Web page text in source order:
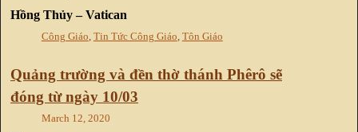
Hồng Thủy – Vatican
Công Giáo, Tin Tức Công Giáo, Tôn Giáo
Quảng trường và đền thờ thánh Phêrô sẽ
đóng từ ngày 10/03
March 12, 2020